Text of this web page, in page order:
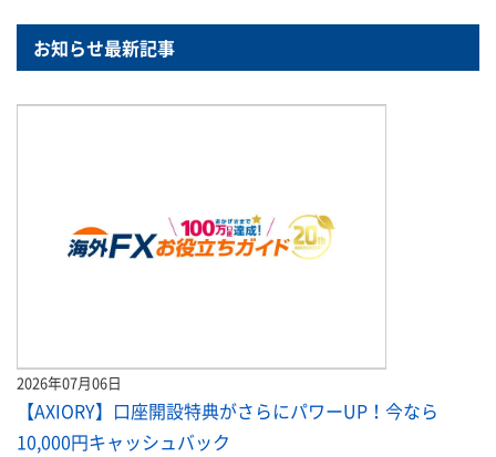
お知らせ最新記事
2026年07月06日
【AXIORY】口座開設特典がさらにパワーUP！今なら
10,000円キャッシュバック